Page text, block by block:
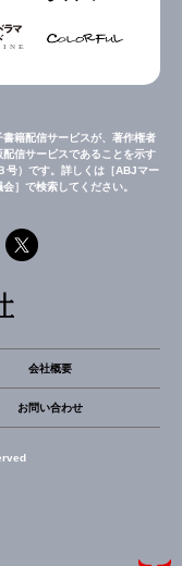
籍配信サービスが、著作権者
信サービスであることを示す
号）です。詳しくは［ABJマー
］で検索してください。
会社概要
お問い合わせ